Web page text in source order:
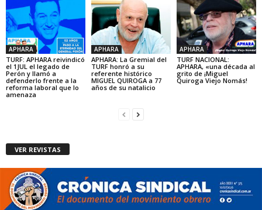
APHARA
TURF: APHARA reivindicó
el 1JUL el legado de
Perón y llamó a
defenderlo frente a la
reforma laboral que lo
amenaza
APHARA
APHARA: La Gremial del
TURF honró a su
referente histórico
MIGUEL QUIROGA a 77
años de su natalicio
APHARA
TURF NACIONAL:
APHARA, «una década al
grito de ¡Miguel
Quiroga Viejo Nomás!
VER REVISTAS